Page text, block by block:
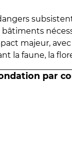
majeur,
la faune, la
par